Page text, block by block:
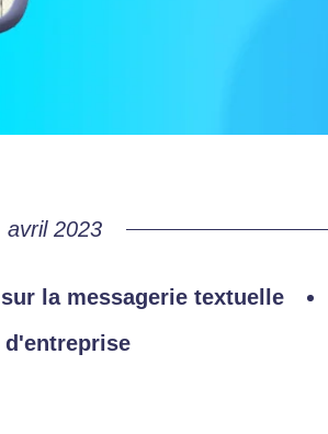
avril 2023
la messagerie textuelle
d'entreprise